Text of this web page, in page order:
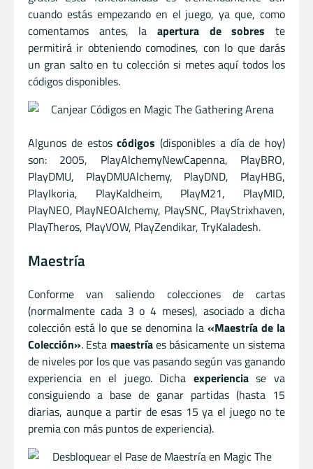
cuando estás empezando en el juego, ya que, como
comentamos antes, la apertura de sobres te
permitirá ir obteniendo comodines, con lo que darás
un gran salto en tu colección si metes aquí todos los
códigos disponibles.
Algunos de estoscódigos (disponibles a día de hoy)
son: 2005, PlayAlchemyNewCapenna, PlayBRO,
PlayDMU, PlayDMUAlchemy, PlayDND, PlayHBG,
PlayIkoria, PlayKaldheim, PlayM21, PlayMID,
PlayNEO, PlayNEOAlchemy, PlaySNC, PlayStrixhaven,
PlayTheros, PlayVOW, PlayZendikar, TryKaladesh.
Maestría
Conforme van saliendo colecciones de cartas
(normalmente cada 3 o 4 meses), asociado a dicha
colección está lo que se denomina la «Maestría de la
Colección». Esta maestríaes básicamente un sistema
de niveles por los que vas pasando según vas ganando
experiencia en el juego. Dicha experienciase va
consiguiendo a base de ganar partidas (hasta 15
diarias, aunque a partir de esas 15 ya el juego no te
premia con más puntos de experiencia).